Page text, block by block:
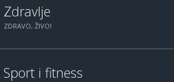
Zdravlje
ZDRAVO, ŽIVO!
Sport i fitness